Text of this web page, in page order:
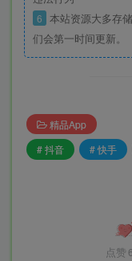
6 本站资源大多存
们会第一时间更新。
精品App
# 抖音
# 快手
点赞